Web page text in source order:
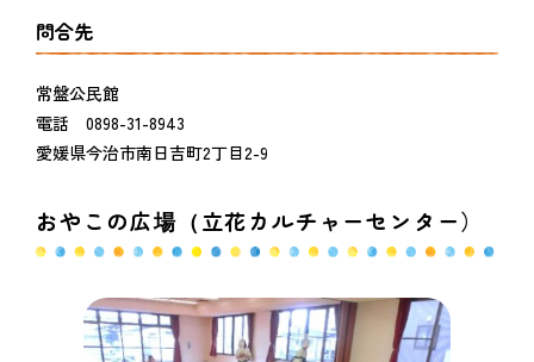
問合先
常盤公民館
電話 0898-31-8943
愛媛県今治市南日吉町2丁目2-9
おやこの広場（立花カルチャーセンター）